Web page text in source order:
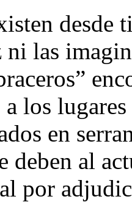
las
los
en
deben al
por